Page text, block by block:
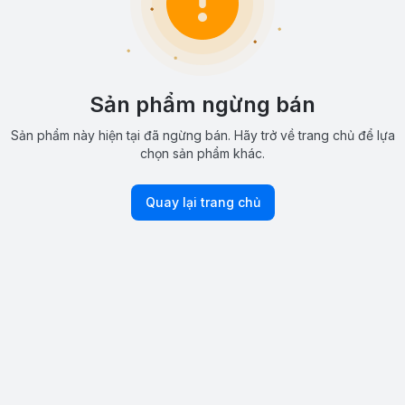
Sản phẩm ngừng bán
Sản phẩm này hiện tại đã ngừng bán. Hãy trở về trang chủ để lựa
chọn sản phẩm khác.
Quay lại trang chủ